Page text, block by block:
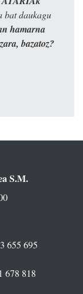
bat daukagu
hamarna
bazatoz?
S.M.
655 695
678 818